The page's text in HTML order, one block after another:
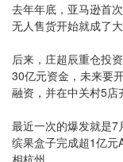
去年年底，亚马逊首
无人售货开始就成了
后来，庄超辰重仓投
30亿元资金，未来要
融资，并在中关村5店
最近一次的爆发就是7
缤果盒子完成超1亿元
相杭州。